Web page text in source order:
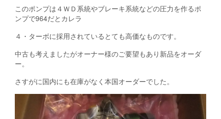
このポンプは４ＷＤ系統やブレーキ系統などの圧力を作るポ
ンプで964だとカレラ
４・ターボに採用されているとても高価なものです。
中古も考えましたがオーナー様のご要望もあり新品をオーダ
ー。
さすがに国内にも在庫がなく本国オーダーでした。